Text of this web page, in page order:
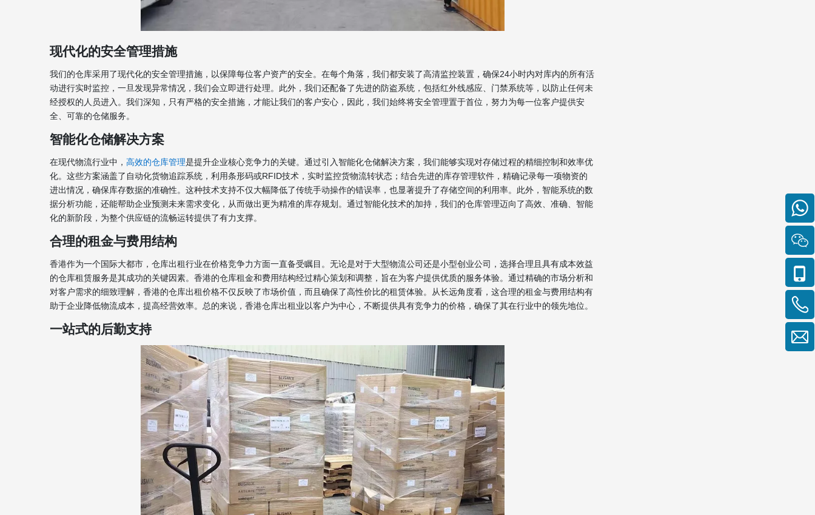
现代化的安全管理措施
我们的仓库采用了现代化的安全管理措施，以保障每位客户资产的安全。在每个角落，我们都安装了高清监控装置，确保24小时内对库内的所有活
动进行实时监控，一旦发现异常情况，我们会立即进行处理。此外，我们还配备了先进的防盗系统，包括红外线感应、门禁系统等，以防止任何未
经授权的人员进入。我们深知，只有严格的安全措施，才能让我们的客户安心，因此，我们始终将安全管理置于首位，努力为每一位客户提供安
全、可靠的仓储服务。
智能化仓储解决方案
在现代物流行业中， 高效的仓库管理是提升企业核心竞争力的关键。通过引入智能化仓储解决方案，我们能够实现对存储过程的精细控制和效率优
化。这些方案涵盖了自动化货物追踪系统，利用条形码或RFID技术，实时监控货物流转状态；结合先进的库存管理软件，精确记录每一项物资的
进出情况，确保库存数据的准确性。这种技术支持不仅大幅降低了传统手动操作的错误率，也显著提升了存储空间的利用率。此外，智能系统的数
据分析功能，还能帮助企业预测未来需求变化，从而做出更为精准的库存规划。通过智能化技术的加持，我们的仓库管理迈向了高效、准确、智能
化的新阶段，为整个供应链的流畅运转提供了有力支撑。
合理的租金与费用结构
香港作为一个国际大都市，仓库出租行业在价格竞争力方面一直备受瞩目。无论是对于大型物流公司还是小型创业公司，选择合理且具有成本效益
的仓库租赁服务是其成功的关键因素。香港的仓库租金和费用结构经过精心策划和调整，旨在为客户提供优质的服务体验。通过精确的市场分析和
对客户需求的细致理解，香港的仓库出租价格不仅反映了市场价值，而且确保了高性价比的租赁体验。从长远角度看，这合理的租金与费用结构有
助于企业降低物流成本，提高经营效率。总的来说，香港仓库出租业以客户为中心，不断提供具有竞争力的价格，确保了其在行业中的领先地位。
一站式的后勤支持